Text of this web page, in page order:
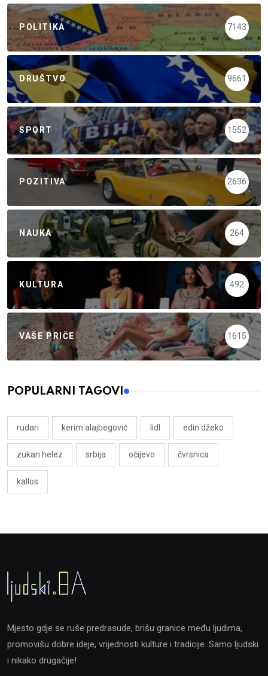
POLITIKA 7143
DRUŠTVO 9661
SPORT 1552
POZITIVA 2636
NAUKA 264
KULTURA 492
VAŠE PRIČE 1615
POPULARNI TAGOVI
rudari kerim alajbegović lidl edin džeko
zukan helez srbija očijevo čvrsnica
kallos
Mjesto gdje se ruše predrasude, brišu granice među ljudima,
promovišu dobre ideje, vrijednosti kulture i tradicije. Samo ljudski
i nikako drugačije!